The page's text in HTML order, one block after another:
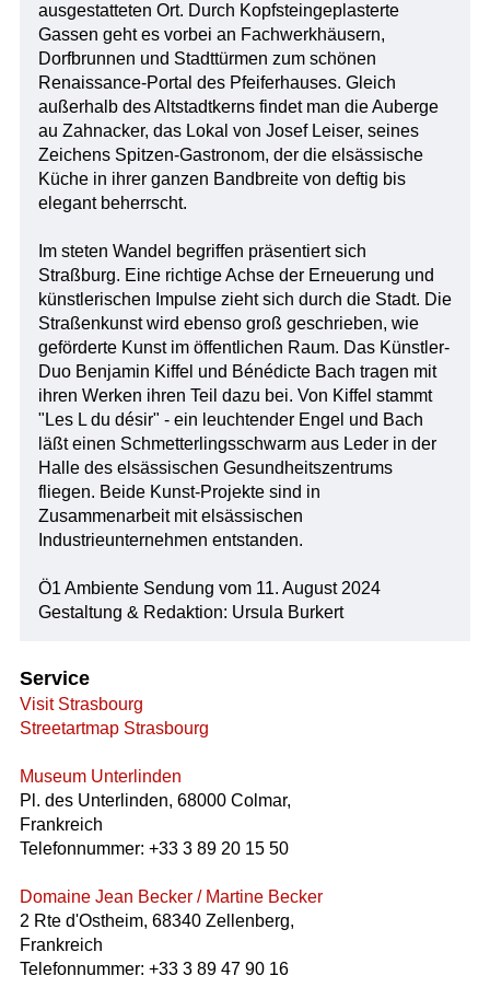
ausgestatteten Ort. Durch Kopfsteingeplasterte
Gassen geht es vorbei an Fachwerkhäusern,
Dorfbrunnen und Stadttürmen zum schönen
Renaissance-Portal des Pfeiferhauses. Gleich
außerhalb des Altstadtkerns findet man die Auberge
au Zahnacker, das Lokal von Josef Leiser, seines
Zeichens Spitzen-Gastronom, der die elsässische
Küche in ihrer ganzen Bandbreite von deftig bis
elegant beherrscht.
Im steten Wandel begriffen präsentiert sich
Straßburg. Eine richtige Achse der Erneuerung und
künstlerischen Impulse zieht sich durch die Stadt. Die
Straßenkunst wird ebenso groß geschrieben, wie
geförderte Kunst im öffentlichen Raum. Das Künstler-
Duo Benjamin Kiffel und Bénédicte Bach tragen mit
ihren Werken ihren Teil dazu bei. Von Kiffel stammt
"Les L du désir" - ein leuchtender Engel und Bach
läßt einen Schmetterlingsschwarm aus Leder in der
Halle des elsässischen Gesundheitszentrums
fliegen. Beide Kunst-Projekte sind in
Zusammenarbeit mit elsässischen
Industrieunternehmen entstanden.
Ö1 Ambiente Sendung vom 11. August 2024
Gestaltung & Redaktion: Ursula Burkert
Service
Visit Strasbourg
Streetartmap Strasbourg
Museum Unterlinden
Pl. des Unterlinden, 68000 Colmar,
Frankreich
Telefonnummer: +33 3 89 20 15 50
Domaine Jean Becker / Martine Becker
2 Rte d'Ostheim, 68340 Zellenberg,
Frankreich
Telefonnummer: +33 3 89 47 90 16